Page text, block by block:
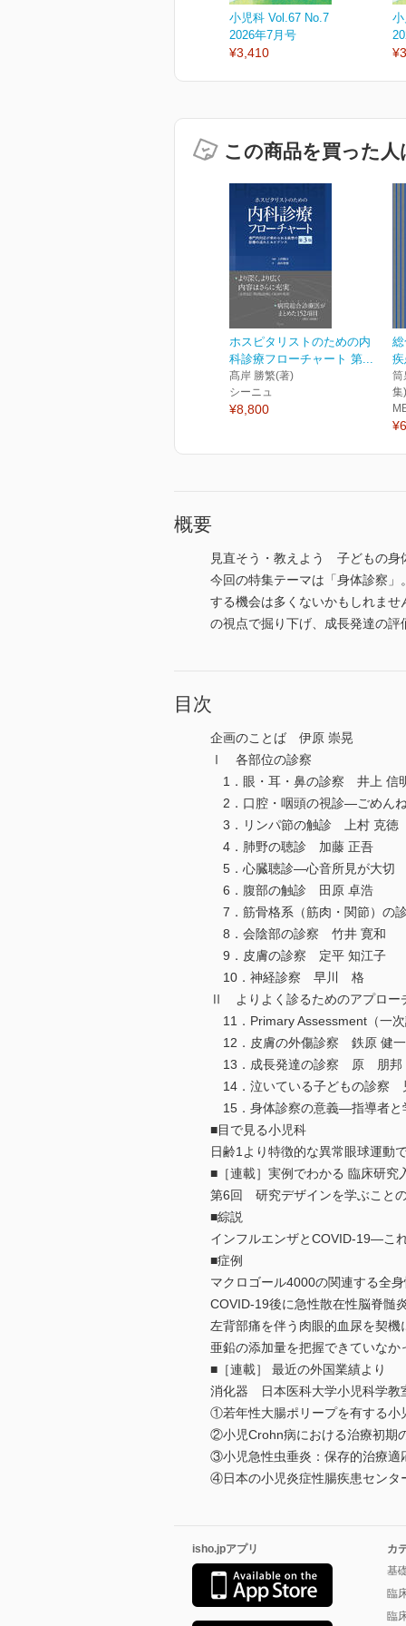
小児科 Vol.67 No.7
2026年7月号
¥3,410
この商品を買った
ホスピタリストのための内
科診療フローチャート 第...
髙岸 勝繁(著)
シーニュ
¥8,800
筒
集
概要
見直そう・教えよう 子どもの身
今回の特集テーマは「身体診察
する機会は多くないかもしれま
の視点で掘り下げ、成長発達の
目次
企画のことば 伊原 崇晃
Ⅰ 各部位の診察
1．眼・耳・鼻の診察 井上 信
2．口腔・咽頭の視診―ごめん
3．リンパ節の触診 上村 克徳
4．肺野の聴診 加藤 正吾
5．心臓聴診―心音所見が大
6．腹部の触診 田原 卓浩
7．筋骨格系（筋肉・関節）の
8．会陰部の診察 竹井 寛和
9．皮膚の診察 定平 知江子
10．神経診察 早川 格
Ⅱ よりよく診るためのアプロー
11．Primary Assessment（
12．皮膚の外傷診察 鉄原 健一
13．成長発達の診察 原 朋邦
14．泣いている子どもの診察
15．身体診察の意義―指導者
■目で見る小児科
日齢1より特徴的な異常眼球運
■［連載］実例でわかる 臨床研究
第6回 研究デザインを学ぶこ
■綜説
インフルエンザとCOVID-19―こ
■症例
マクロゴール4000の関連する全
COVID-19後に急性散在性脳脊
左背部痛を伴う肉眼的血尿を契
亜鉛の添加量を把握できていな
■［連載］ 最近の外国業績より
消化器 日本医科大学小児科学教
①若年性大腸ポリープを有する小
②小児Crohn病における治療初期
③小児急性虫垂炎：保存的治療適
④日本の小児炎症性腸疾患センタ
isho.jpアプリ
カ
基
臨
臨